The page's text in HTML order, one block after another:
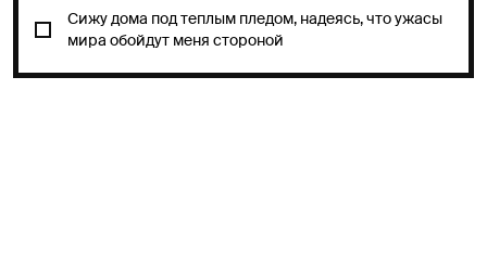
Сижу дома под теплым пледом, надеясь, что ужасы
мира обойдут меня стороной